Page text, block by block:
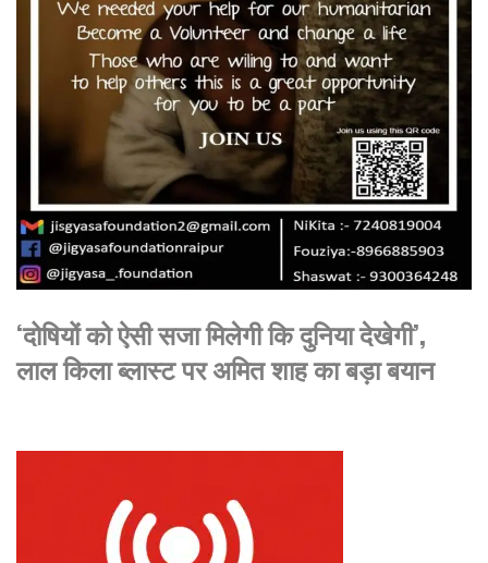
‘दोषियों को ऐसी सजा मिलेगी कि दुनिया देखेगी’,
लाल किला ब्लास्ट पर अमित शाह का बड़ा बयान